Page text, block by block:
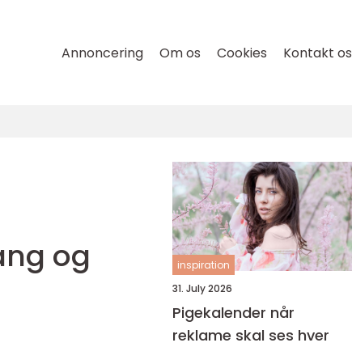
Annoncering Om os Cookies Kontakt os
og
inspiration
31. July 2026
Pigekalender når
reklame skal ses hver